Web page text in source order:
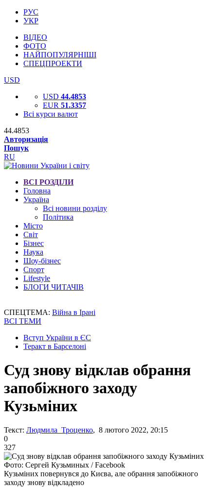
РУС
УКР
ВІДЕО
ФОТО
НАЙПОПУЛЯРНІШІ
СПЕЦПРОЕКТИ
USD
USD 44.4853
EUR 51.3357
Всі курси валют
44.4853
Авторизація
Пошук
RU
ВСІ РОЗДІЛИ
Головна
Україна
Всі новини розділу
Політика
Місто
Світ
Бізнес
Наука
Шоу-бізнес
Спорт
Lifestyle
БЛОГИ ЧИТАЧІВ
СПЕЦТЕМА: Війна в Ірані
ВСІ ТЕМИ
Вступ України в ЄС
Теракт в Барселоні
Суд знову відклав обрання
запобіжного заходу
Кузьміних
Текст: Людмила Троценко, 8 лютого 2022, 20:15
0
327
Фото: Сергей Кузьминых / Facebook
Кузьміних повернувся до Києва, але обрання запобіжного
заходу знову відкладено